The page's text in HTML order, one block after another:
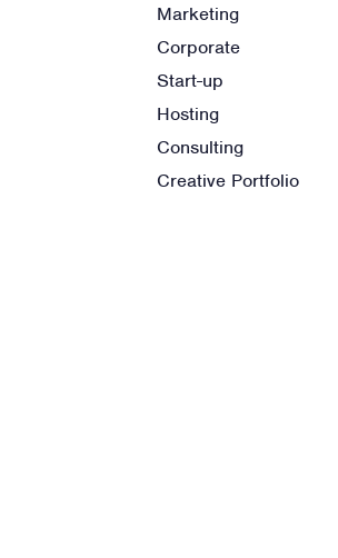
Marketing
Corporate
Start-up
Hosting
Consulting
Creative Portfolio